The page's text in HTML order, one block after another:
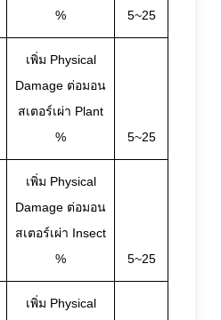
%
5~25
เพิ่ม Physical
Damage ต่อมอน
สเตอร์เผ่า Plant
%
5~25
เพิ่ม Physical
Damage ต่อมอน
สเตอร์เผ่า Insect
%
5~25
เพิ่ม Physical